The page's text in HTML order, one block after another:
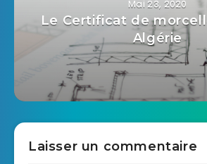
Mai 23, 2020
Le Certificat de
Algérie
Laisser un commentaire